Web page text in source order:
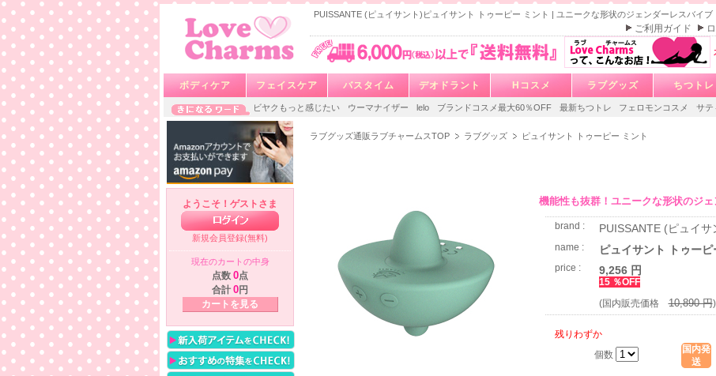
PUISSANTE (ピュイサント)ピュイサント トゥーピー ミント | ユニークな形状のジェンダーレスバイブ
ご利用ガイド
ボディケア フェイスケア バスタイム デオドラント Hコスメ ラブグッズ ちつトレ
ビヤクもっと感じたい ウーマナイザー lelo ブランドコスメ最大60％OFF 最新ちつトレ フェロモンコスメ サテ
ようこそ！ゲストさま
新規会員登録(無料)
現在のカートの中身
点数 0点
合計 0円
カートを見る
ラブグッズ通販ラブチャームスTOP ラブグッズ ピュイサント トゥーピー ミント
機能性も抜群！ユニークな形状のジ
brand : PUISSANTE (ピュイサ
name : ピュイサント トゥーピ
price : 9,256 円
15 ％OFF
(国内販売価格10,890 円)
残りわずか
個数
国内発
送